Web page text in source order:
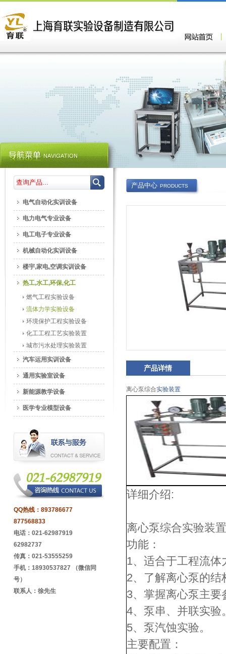
产品中心 PRODUCTS
产品详情
离心泵综合实验装置
详细介绍:
离心泵综合实验
功能：
1、适合于工程流
2、了解离心泵的
3、掌握离心泵主
4、泵串、并联实验
5、泵汽蚀实验。
主要配置：
电气自动化实训设备
电力电气专业设备
电工电子专业设备
机械自动化实训设备
楼宇,家电,空调实训设备
热工,水工,环保,化工
燃气工程实验设备
流体力学实验设备
环境保护工程实验设备
化工工程工艺实验装置
城市污水处理实验装置
汽车运用实训设备
通用实验室设备
新能源教学设备
医学专业模型设备
QQ热线： 893786677
877568833
电话：021-62987919
62982737
传真：021-53555259
手机：18930537827 （微信同
号）
联系人：徐先生